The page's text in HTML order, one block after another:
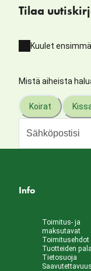
Tilaa
Kuulet
Mistä aiheista
Koirat
Info
Toimitus- ja
maksutavat
Toimitusehdot
Tuotteiden
Tietosuoja
Saavutettavuus